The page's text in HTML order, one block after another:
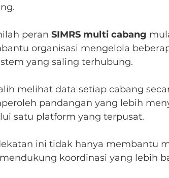
peran SIMRS multi cabang
organisasi mengelola
yang saling terhubung.
melihat data setiap cabang
pandangan yang lebih
satu platform yang terpusat.
ini tidak hanya membantu
koordinasi yang lebih